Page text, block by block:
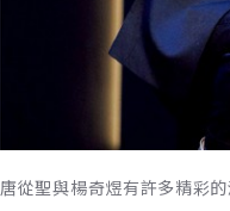
唐從聖與楊奇煜有許多精彩